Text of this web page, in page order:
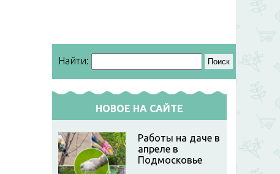
Найти:
НОВОЕ НА САЙТЕ
Работы на даче в
апреле в
Подмосковье